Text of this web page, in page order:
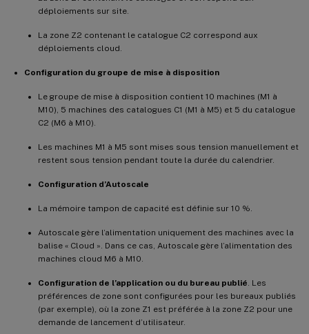
déploiements sur site.
La zone Z2 contenant le catalogue C2 correspond aux
déploiements cloud.
Configuration du groupe de mise à disposition
Le groupe de mise à disposition contient 10 machines (M1 à
M10), 5 machines des catalogues C1 (M1 à M5) et 5 du catalogue
C2 (M6 à M10).
Les machines M1 à M5 sont mises sous tension manuellement et
restent sous tension pendant toute la durée du calendrier.
Configuration d’Autoscale
La mémoire tampon de capacité est définie sur 10 %.
Autoscale gère l’alimentation uniquement des machines avec la
balise « Cloud ». Dans ce cas, Autoscale gère l’alimentation des
machines cloud M6 à M10.
Configuration de l’application ou du bureau publié . Les
préférences de zone sont configurées pour les bureaux publiés
(par exemple), où la zone Z1 est préférée à la zone Z2 pour une
demande de lancement d’utilisateur.